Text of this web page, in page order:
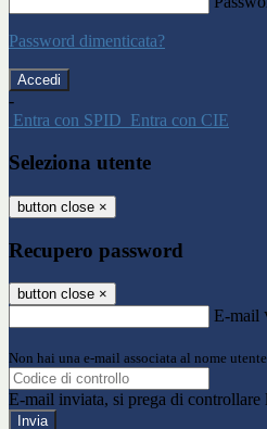
Password dimenticata?
-
Entra con SPID Entra con CIE
Seleziona utente
button close ×
Recupero password
button close ×
E-mail
Non hai una e-mail associata al nome
E-mail inviata, si prega di controllare